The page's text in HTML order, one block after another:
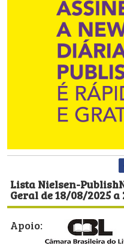
Lista Nielsen-
Geral de 18/08/2025
Apoio: